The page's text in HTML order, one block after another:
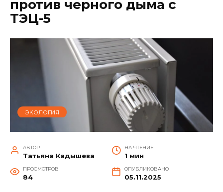
против черного дыма с
ТЭЦ-5
ЭКОЛОГИЯ
АВТОР
Татьяна Кадышева
НА ЧТЕНИЕ
1 мин
ПРОСМОТРОВ
84
ОПУБЛИКОВАНО
05.11.2025